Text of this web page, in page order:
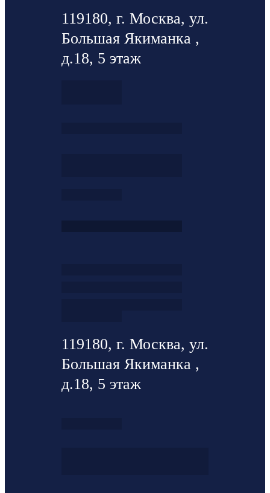
119180, г. Москва, ул.
Большая Якиманка ,
д.18, 5 этаж
119180, г. Москва, ул.
Большая Якиманка ,
д.18, 5 этаж